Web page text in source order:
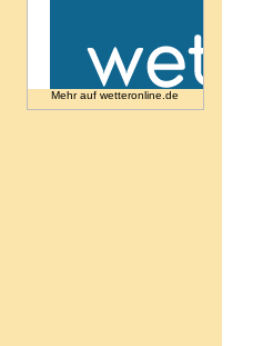
Mehr auf wetteronline.de